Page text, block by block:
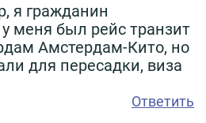
я гражданин
меня был рейс транзит
Амстердам-Кито, но
для пересадки, виза
Ответить